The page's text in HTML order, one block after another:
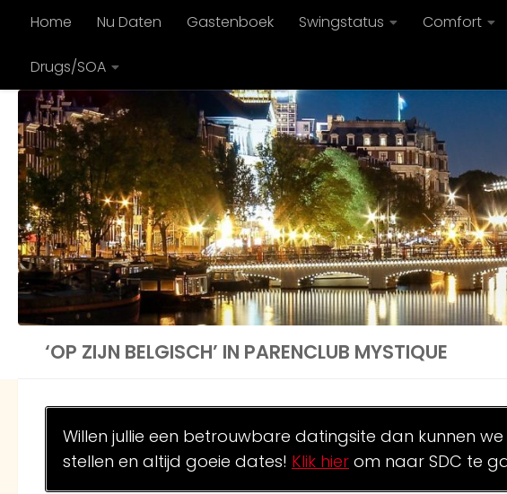
Doorgaan naar inhoud
Home Nu Daten Gastenboek Swingstatus Comfort
Drugs/SOA
‘OP ZIJN BELGISCH’ IN PARENCLUB MYSTIQUE
Willen jullie een betrouwbare datingsite dan kunnen we
stellen en altijd goeie dates! Klik hier om naar SDC te